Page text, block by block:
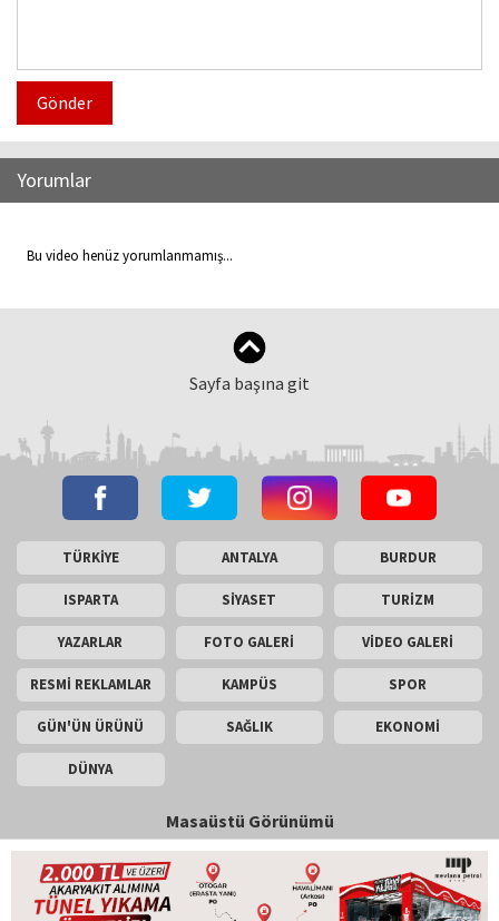
Gönder
Yorumlar
Bu video henüz yorumlanmamış...
Sayfa başına git
TÜRKİYE ANTALYA BURDUR
ISPARTA SİYASET TURİZM
YAZARLAR FOTO GALERİ VİDEO GALERİ
RESMİ REKLAMLAR KAMPÜS SPOR
GÜN'ÜN ÜRÜNÜ SAĞLIK EKONOMİ
DÜNYA
Masaüstü Görünümü
İletişim
Copyright © 2026 Gün Haber